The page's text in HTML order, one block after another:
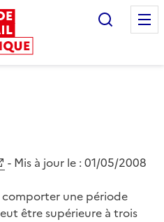
- Mis à jour le : 01/05/2008
une période
être supérieure à trois